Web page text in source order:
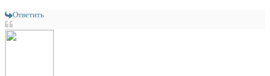
Ответить